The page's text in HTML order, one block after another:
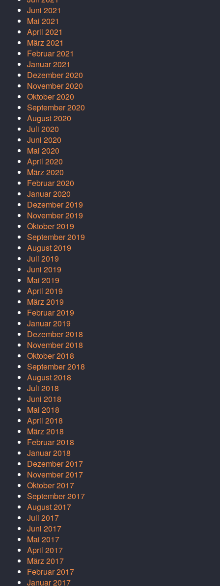
Juni 2021
Mai 2021
April 2021
März 2021
Februar 2021
Januar 2021
Dezember 2020
November 2020
Oktober 2020
September 2020
August 2020
Juli 2020
Juni 2020
Mai 2020
April 2020
März 2020
Februar 2020
Januar 2020
Dezember 2019
November 2019
Oktober 2019
September 2019
August 2019
Juli 2019
Juni 2019
Mai 2019
April 2019
März 2019
Februar 2019
Januar 2019
Dezember 2018
November 2018
Oktober 2018
September 2018
August 2018
Juli 2018
Juni 2018
Mai 2018
April 2018
März 2018
Februar 2018
Januar 2018
Dezember 2017
November 2017
Oktober 2017
September 2017
August 2017
Juli 2017
Juni 2017
Mai 2017
April 2017
März 2017
Februar 2017
Januar 2017